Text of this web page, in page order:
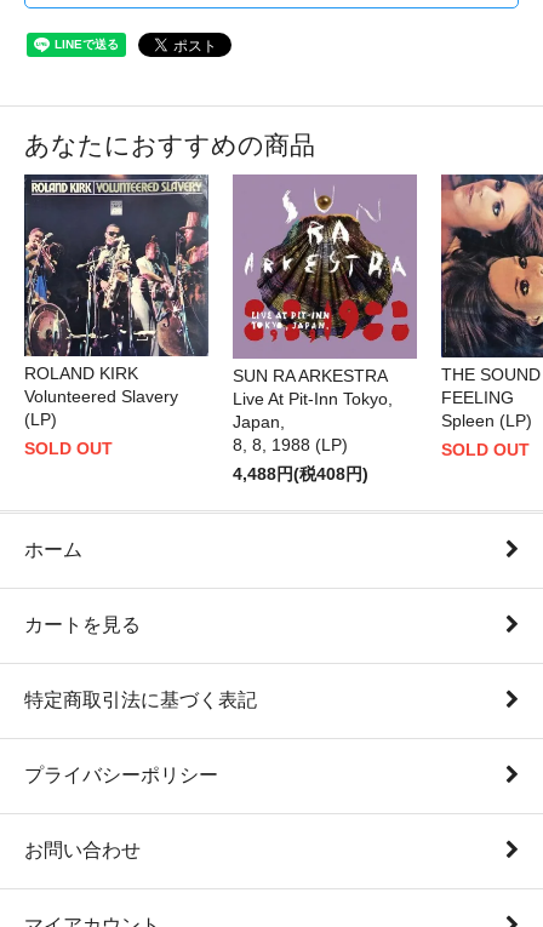
あなたにおすすめの商品
ROLAND KIRK
Volunteered Slavery
(LP)
SOLD OUT
SUN RA ARKESTRA
Live At Pit-Inn Tokyo,
Japan,
8, 8, 1988 (LP)
4,488円(税408円)
THE
FEELING
Spleen (LP)
SOLD OUT
ホーム
カートを見る
特定商取引法に基づく表記
プライバシーポリシー
お問い合わせ